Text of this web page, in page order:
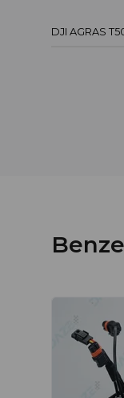
DJI AGRAS